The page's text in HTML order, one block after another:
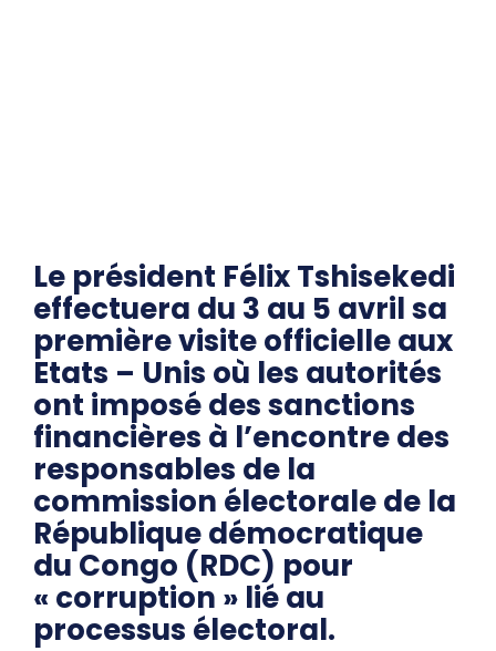
Le président Félix Tshisekedi
effectuera du 3 au 5 avril sa
première visite officielle aux
Etats – Unis où les autorités
ont imposé des sanctions
financières à l’encontre des
responsables de la
commission électorale de la
République démocratique
du Congo (RDC) pour
« corruption » lié au
processus électoral.